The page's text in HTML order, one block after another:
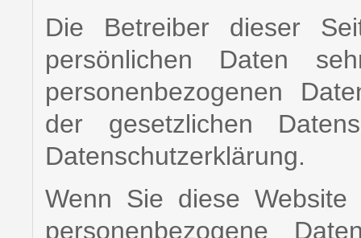
Die Betreiber dieser
persönlichen Daten
personenbezogenen
der gesetzlichen
Datenschutzerklärung.
Wenn Sie diese Website
personenbezogene